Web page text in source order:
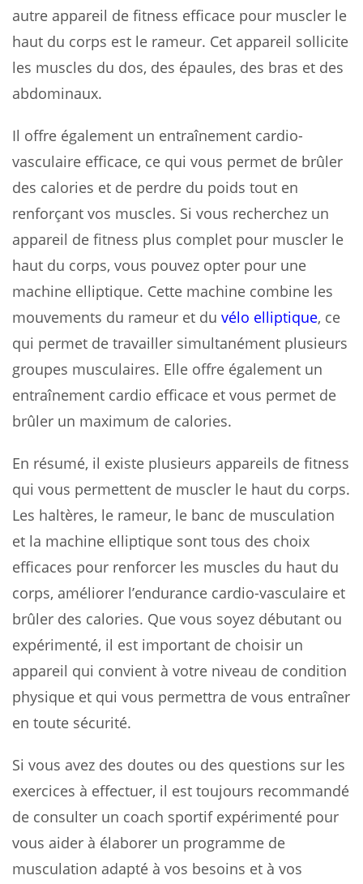
autre appareil de fitness efficace pour muscler le
haut du corps est le rameur. Cet appareil sollicite
les muscles du dos, des épaules, des bras et des
abdominaux.
Il offre également un entraînement cardio-
vasculaire efficace, ce qui vous permet de brûler
des calories et de perdre du poids tout en
renforçant vos muscles. Si vous recherchez un
appareil de fitness plus complet pour muscler le
haut du corps, vous pouvez opter pour une
machine elliptique. Cette machine combine les
mouvements du rameur et du vélo elliptique, ce
qui permet de travailler simultanément plusieurs
groupes musculaires. Elle offre également un
entraînement cardio efficace et vous permet de
brûler un maximum de calories.
En résumé, il existe plusieurs appareils de fitness
qui vous permettent de muscler le haut du corps.
Les haltères, le rameur, le banc de musculation
et la machine elliptique sont tous des choix
efficaces pour renforcer les muscles du haut du
corps, améliorer l’endurance cardio-vasculaire et
brûler des calories. Que vous soyez débutant ou
expérimenté, il est important de choisir un
appareil qui convient à votre niveau de condition
physique et qui vous permettra de vous entraîner
en toute sécurité.
Si vous avez des doutes ou des questions sur les
exercices à effectuer, il est toujours recommandé
de consulter un coach sportif expérimenté pour
vous aider à élaborer un programme de
musculation adapté à vos besoins et à vos